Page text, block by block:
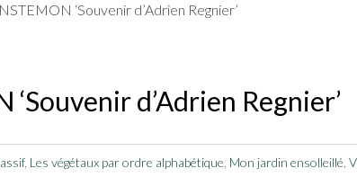
‘Souvenir d’Adrien Regnier’
‘Souvenir d’Adrien Regnier’
, Les végétaux par ordre alphabétique Mon jardin ensolleillé